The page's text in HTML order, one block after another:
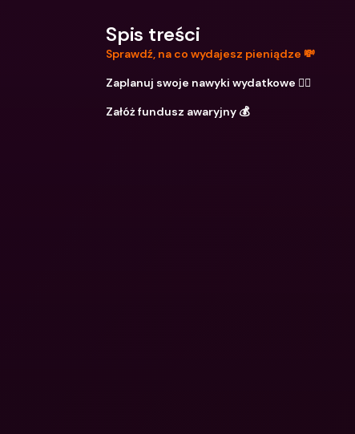
Spis treści
Sprawdź, na co wydajesz pieniądze 💸
Zaplanuj swoje nawyki wydatkowe ✍🏼
Załóż fundusz awaryjny 💰